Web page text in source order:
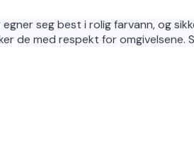
seg best i rolig farvann, og
de med respekt for omgivelsene.